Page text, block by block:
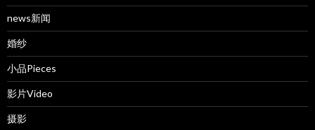
news新闻
婚纱
小品Pieces
影片Video
摄影